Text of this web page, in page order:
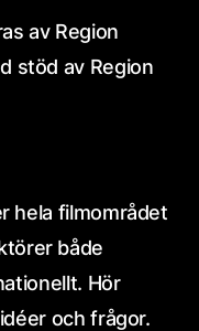
av Region
stöd av Region
hela filmområdet
både
Hör
och frågor.